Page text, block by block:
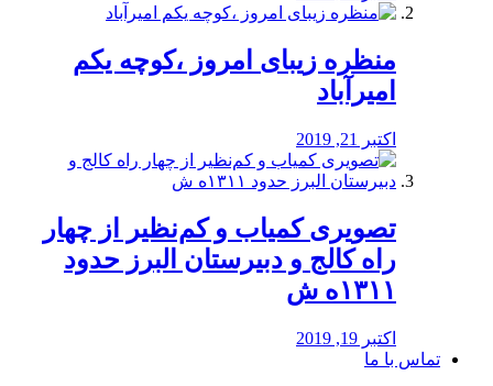
منظره‌‌ زیبای امروز ،کوچه یکم
امیرآباد
اکتبر 21, 2019
️تصویری کمیاب و کم‌نظیر از چهار
راه كالج و دبيرستان البرز حدود
۱۳۱۱ه ش
اکتبر 19, 2019
تماس با ما